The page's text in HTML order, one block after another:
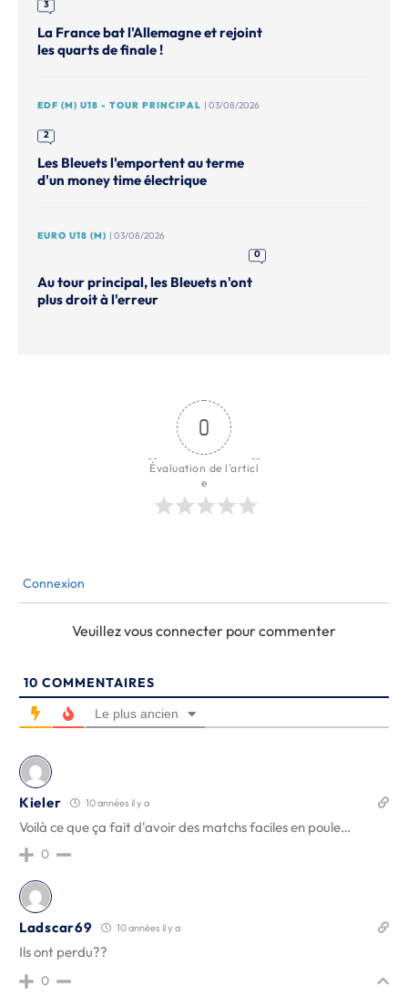
3
La France bat l'Allemagne et rejoint
les quarts de finale !
EDF (M) U18 - TOUR PRINCIPAL | 03/08/2026
2
Les Bleuets l'emportent au terme
d'un money time électrique
EURO U18 (M) | 03/08/2026
0
Au tour principal, les Bleuets n'ont
plus droit à l'erreur
0
Évaluation de l'articl
e
Connexion
Veuillez vous connecter pour commenter
10 COMMENTAIRES
Le plus ancien
Kieler 10 années il y a
Voilà ce que ça fait d'avoir des matchs faciles en poule…
0
Ladscar69 10 années il y a
Ils ont perdu??
0